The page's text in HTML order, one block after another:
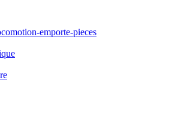
emporte-pieces